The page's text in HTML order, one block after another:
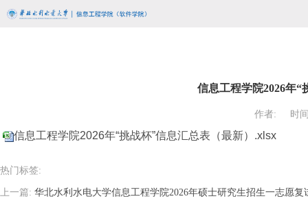
信息工程学院2026年“
作者: 时
信息工程学院2026年“挑战杯”信息汇总表（最新）.xlsx
热门标签:
上一篇: 华北水利水电大学信息工程学院2026年硕士研究生招生一志愿复